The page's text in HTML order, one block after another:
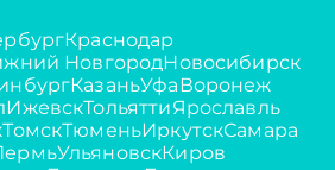
Краснодар
НовгородНовосибирск
КазаньУфаВоронеж
ИжевскТольяттиЯрославль
ТомскТюменьИркутскСамара
УльяновскКиров